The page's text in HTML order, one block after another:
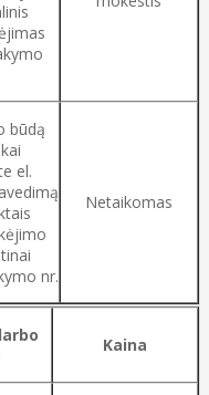
būdą
el.
nr.
Netaikomas
Kaina